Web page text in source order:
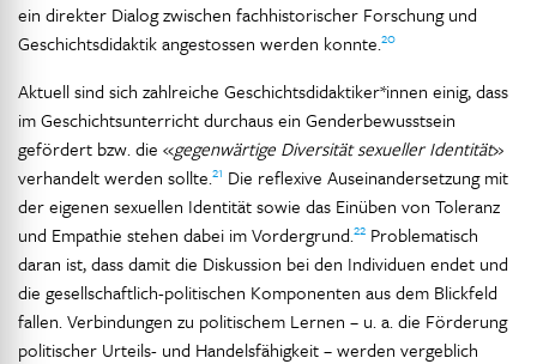
ein direkter Dialog zwischen fachhistorischer Forschung und
Geschichtsdidaktik angestossen werden konnte.20
Aktuell sind sich zahlreiche Geschichtsdidaktiker*innen einig, dass
im Geschichtsunterricht durchaus ein Genderbewusstsein
gefördert bzw. die «gegenwärtige Diversität sexueller Identität»
verhandelt werden sollte.21 Die reflexive Auseinandersetzung mit
der eigenen sexuellen Identität sowie das Einüben von Toleranz
und Empathie stehen dabei im Vordergrund.22 Problematisch
daran ist, dass damit die Diskussion bei den Individuen endet und
die gesellschaftlich-politischen Komponenten aus dem Blickfeld
fallen. Verbindungen zu politischem Lernen – u. a. die Förderung
politischer Urteils- und Handelsfähigkeit – werden vergeblich